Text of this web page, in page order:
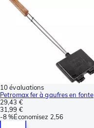
10 évaluations
Petromax fer à gaufres en fonte
29,43 €
31,99 €
-8 %Économisez 2,56